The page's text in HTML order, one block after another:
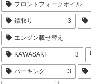
フロントフォークオイル
錆取り 3
エンジン載せ替え
KAWASAKI 3
パーキング 3